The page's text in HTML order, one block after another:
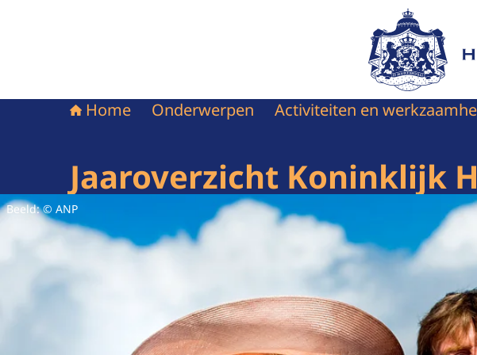
Naar de
Home Onderwerpen Activiteiten en
Jaaroverzicht Koninklijk
Beeld: © ANP